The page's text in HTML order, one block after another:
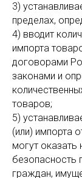
3)
пределах,
4) вводит
импорта
договорами
законами и
товаров;
5)
(или) импорта
могут оказать
безопасность
граждан,